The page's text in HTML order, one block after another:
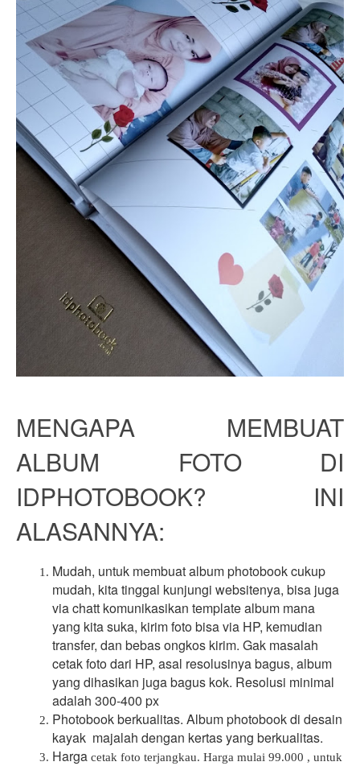
MENGAPA  MEMBUAT
ALBUM FOTO DI
IDPHOTOBOOK? INI
ALASANNYA:
Mudah, untuk membuat album photobook cukup
mudah, kita tinggal kunjungi websitenya, bisa juga
via chatt komunikasikan template album mana
yang kita suka, kirim foto bisa via HP, kemudian
cetak foto dari HP, asal resolusinya bagus, album
yang dihasikan juga bagus kok. Resolusi minimal
adalah 300-400 px
Photobook berkualitas. Album photobook di desain
kayak  majalah dengan kertas yang berkualitas.
Harga cetak foto terjangkau. Harga mulai 99.000 , untuk